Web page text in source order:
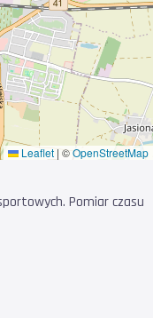
Leaflet | ©OpenStreetMap
Pomiar czasu